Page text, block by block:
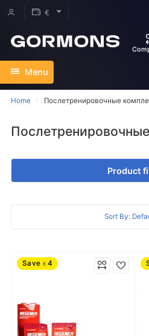
€
Menu
Home Послетренировочные
Product
Sort By:
Save € 4